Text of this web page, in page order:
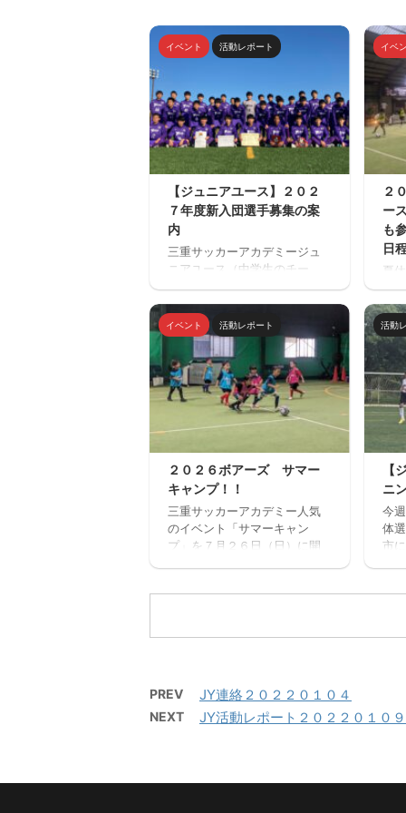
イベント 活動レポート
【ジュニアユース】２０２
７年度新入団選手募集の案
内
三重サッカーアカデミージュ
ニアユース（中学生のチー
ム）の２０２７年度の新入団
選手対象の体験練習会を開催
します。 ご興味のある方はぜ
ひご参加ください。体験練習
会を通して進路の選択肢の一
つとしてご検討いただければ
と思います。体験会のお申込
みはページ下にある申込フォ
ームからお願いいたします。
を第一とし、次の年代でさら
なる飛躍ができるよう活動し
ています。 中学生年代で獲得
すべき技術や戦術の徹底・
個々がもつストロングポイン
イベ
２
ー
も
日
夏
場
ミ
ト
ル
１
加
み
か
ン
確
い
ね
さ
施
ー
時
イベント 活動レポート
２０２６ボアーズ サマー
キャンプ！！
三重サッカーアカデミー人気
のイベント「サマーキャン
プ」を７月２６日（日）に開
ッカー大会と盛りだくさんの
場）－１７：００ 【会場】フ
ットサーカス鈴鹿（屋内フッ
めの水筒）・着替え（午後練
活動
【
ニ
今
体
市
カ
PREV JY連絡２０２２０１０４
NEXT JY活動レポート２０２２０１０